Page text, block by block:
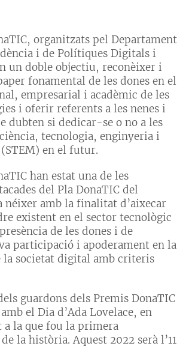
organitzats pel Departament
i de Polítiques Digitals i
un doble objectiu, reconèixer i
fonamental de les dones en el
empresarial i acadèmic de les
i oferir referents a les nenes i
dubten si dedicar-se o no a les
tecnologia, enginyeria i
en el futur.
han estat una de les
del Pla DonaTIC del
néixer amb la finalitat d’aixecar
existent en el sector tecnològic
de les dones i de
participació i apoderament en la
la societat digital amb criteris
guardons dels Premis DonaTIC
el Dia d’Ada Lovelace, en
a la que fou la primera
la història. Aquest 2022 serà l’11